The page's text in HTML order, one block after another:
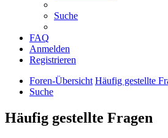
Suche
FAQ
Anmelden
Registrieren
Foren-Übersicht Häufig gestellte
Suche
Häufig gestellte Fragen